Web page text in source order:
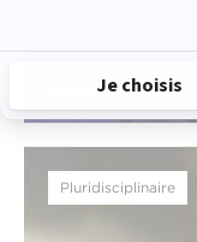
lire la suite
Pluridisciplinaire